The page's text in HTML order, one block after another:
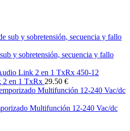
y sobretensión, secuencia y fallo
450-12
2 en 1 TxRx 29.50 €
Multifunción 12-240 Vac/dc